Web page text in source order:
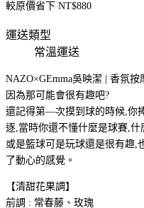
較原價省下 NT$880
運送類型
常溫運送
NAZO×GEmma吳映潔 | 香氛按
因為那可能會很有趣吧?
還記得第—次摸到球的時候,你
逐,當時你還不懂什麼是球賽,
或是籃球可是玩球還是很有趣,
了動心的感覺。
【清甜花果調】
前調 : 常春藤、玫瑰